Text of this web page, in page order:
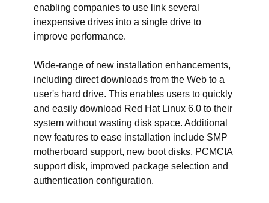
enabling companies to use link several
inexpensive drives into a single drive to
improve performance.
Wide-range of new installation enhancements,
including direct downloads from the Web to a
user's hard drive. This enables users to quickly
and easily download Red Hat Linux 6.0 to their
system without wasting disk space. Additional
new features to ease installation include SMP
motherboard support, new boot disks, PCMCIA
support disk, improved package selection and
authentication configuration.